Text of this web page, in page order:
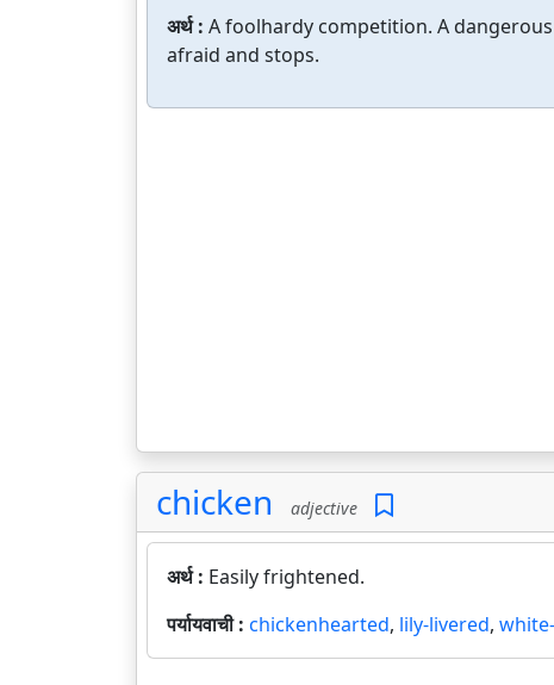
अर्थ : A foolhardy competition. A
afraid and stops.
chicken adjective
अर्थ : Easily frightened.
पर्यायवाची : chickenhearted, lily-livered,